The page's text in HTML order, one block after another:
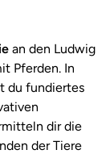
an den Ludwig
Pferden. In
du fundiertes
dir die
der Tiere